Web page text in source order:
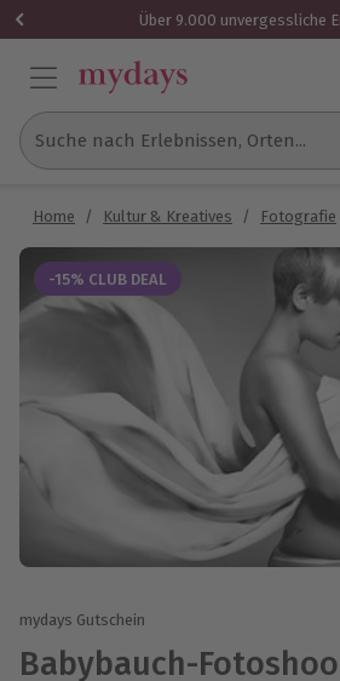
Über 9.000 unvergessliche
Suche nach Erlebnissen, Orten...
Home / Kultur & Kreatives / Fotografie
-15% CLUB DEAL
mydays Gutschein
Babybauch-